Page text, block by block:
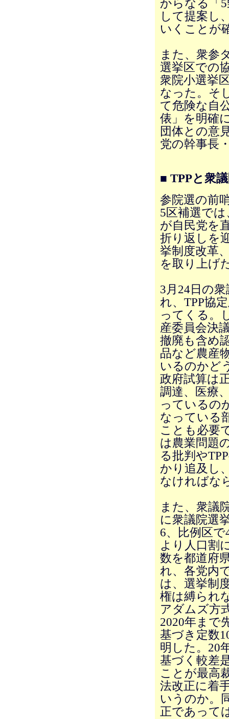
からなる「
して提案し
いくことが
また、衆参
選挙区での
衆院小選挙
なった。そ
て危険な自
俵」を明確
団体との意
党の幹事長
■ TPPと衆
参院選の前
5区補選で
が自民党を
折り返しを
挙制度改革
を取り上げ
3月24日の
れ、TPP協
ってくる。
産委員会決
撤廃も含め
品など農産
いるのかど
政府試算は
調達、医療
っているの
なっている
ことも必要
は農業問題
る批判や
かり追及し
なければな
また、衆議
に衆議院選
6、比例区
より人口割
数を都道府
れ、各党内
は、選挙制
権は縛られ
アダムズ方
2020年まで
基づき定数
明した。20
基づく較差
ことが最高
法改正に着
いうのか。
正であって